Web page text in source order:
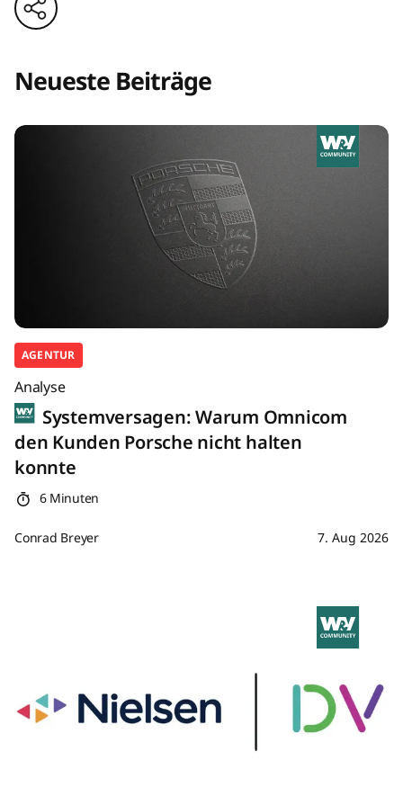
Neueste Beiträge
AGENTUR
Analyse
Systemversagen: Warum Omnicom
den Kunden Porsche nicht halten
konnte
6 Minuten
Conrad Breyer 7. Aug 2026